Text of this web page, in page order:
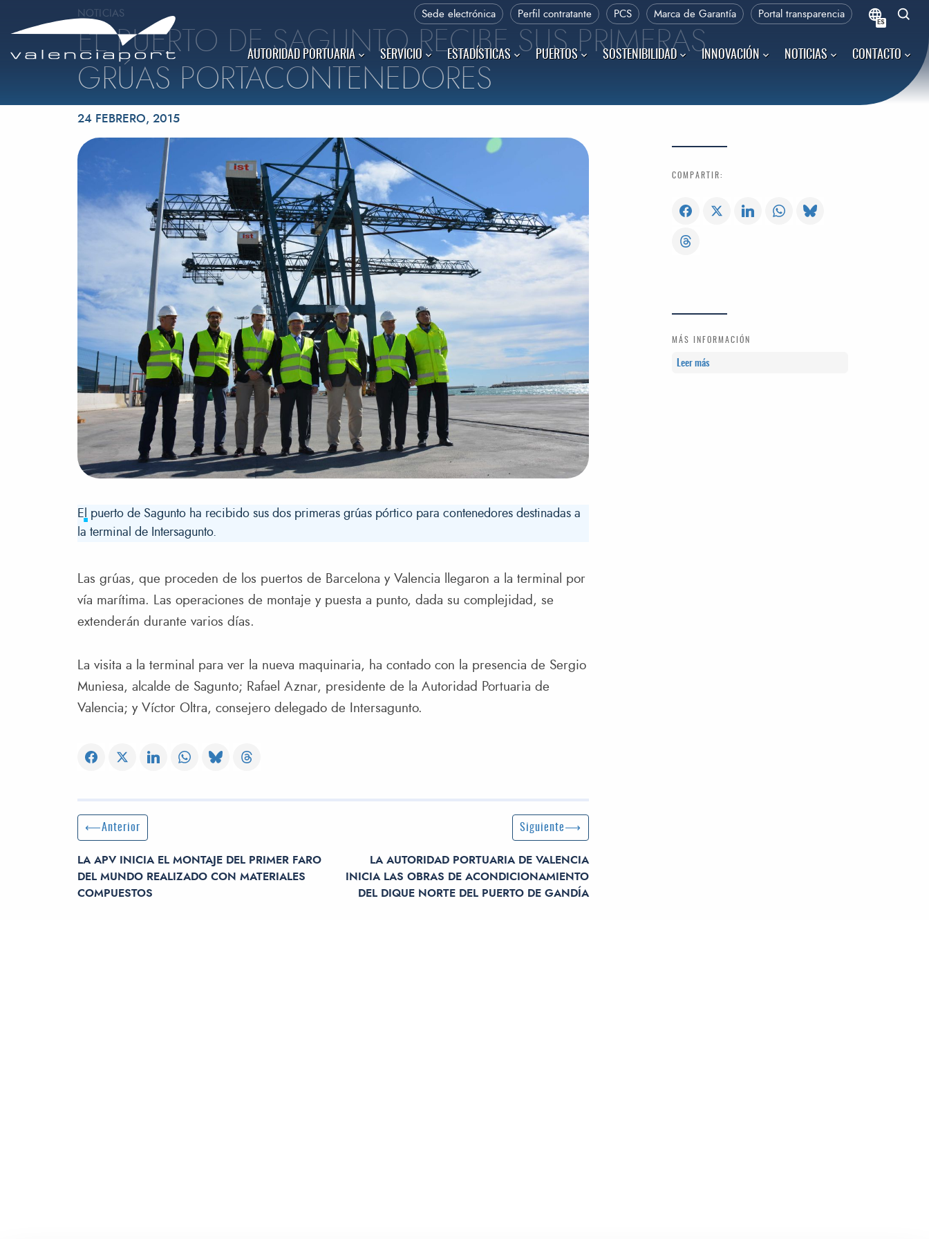
Sede electrónica Perfil contratante PCS Marca de Garantía Portal transparencia
ES
AUTORIDAD PORTUARIA SERVICIO ESTADÍSTICAS PUERTOS SOSTENIBILIDAD INNOVACIÓN NOTICIAS CONTACTO
NOTICIAS
EL PUERTO DE SAGUNTO RECIBE SUS PRIMERAS
GRÚAS PORTACONTENEDORES
Publicado el
24 FEBRERO, 2015
​El puerto de Sagunto ha recibido sus dos primeras grúas pórtico para contenedores destinadas a
la terminal de Intersagunto.
Las grúas, que proceden de los puertos de Barcelona y Valencia llegaron a la terminal por
vía marítima. Las operaciones de montaje y puesta a punto, dada su complejidad, se
extenderán durante varios días.
La visita a la terminal para ver la nueva maquinaria, ha contado con la presencia de Sergio
Muniesa, alcalde de Sagunto; Rafael Aznar, presidente de la Autoridad Portuaria de
Valencia; y Víctor Oltra, consejero delegado de Intersagunto.
Navegación de entradas
Entrada anterior:
Anterior
LA APV INICIA EL MONTAJE DEL PRIMER FARO
DEL MUNDO REALIZADO CON MATERIALES
COMPUESTOS
Siguiente entrada
Siguiente
LA AUTORIDAD PORTUARIA DE VALENCIA
INICIA LAS OBRAS DE ACONDICIONAMIENTO
DEL DIQUE NORTE DEL PUERTO DE GANDÍA
COMPARTIR:
MÁS INFORMACIÓN
Leer más